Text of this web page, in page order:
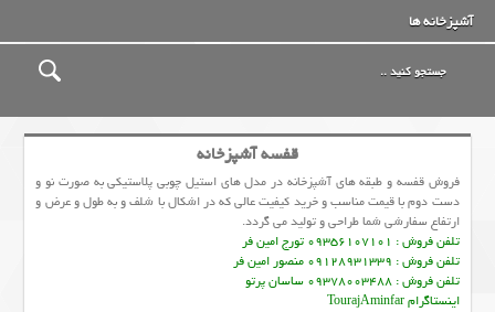
آشپزخانه ها
قفسه آشپزخانه
فروش قفسه و طبقه های آشپزخانه در مدل های استیل چوبی پلاستیکی به صورت نو و
دست دوم با قیمت مناسب و خرید کیفیت عالی که در اشکال با شلف و به طول و عرض و
ارتفاع سفارشی شما طراحی و تولید می گردد.
تلفن فروش : 09356107101 تورج امین فر
تلفن فروش : 09128931339 منصور امین فر
تلفن فروش : 09378003488 ساسان پرتو
اینستاگرام TourajAminfar